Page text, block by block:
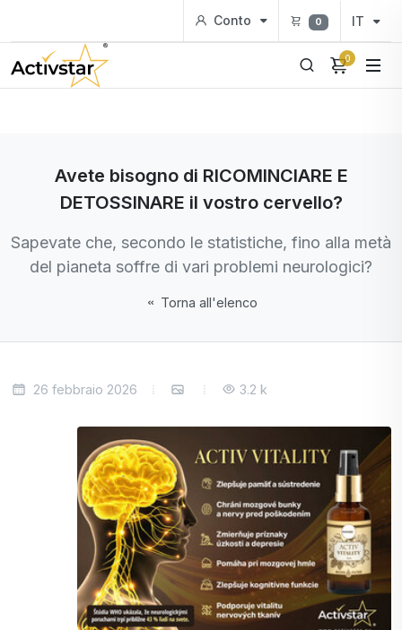
Conto 0 IT
0
Avete bisogno di RICOMINCIARE E
DETOSSINARE il vostro cervello?
Sapevate che, secondo le statistiche, fino alla metà
del pianeta soffre di vari problemi neurologici?
Torna all'elenco
26 febbraio 2026 3.2 k